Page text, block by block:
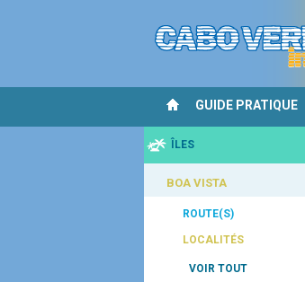
GUIDE PRATIQUE
ÎLES
BOA VISTA
ROUTE(S)
LOCALITÉS
VOIR TOUT